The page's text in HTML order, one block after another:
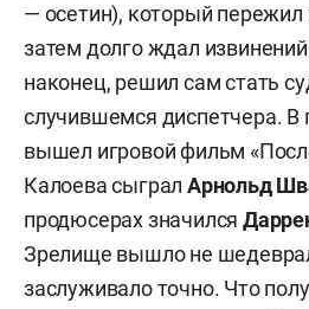
— осетин), который пережил
затем долго ждал
наконец, решил сам стать
случившемся диспетчера. В
вышел игровой фильм
Калоева сыгралАрнольд
продюсерах значился
Зрелище вышло не
заслуживало точно. Что